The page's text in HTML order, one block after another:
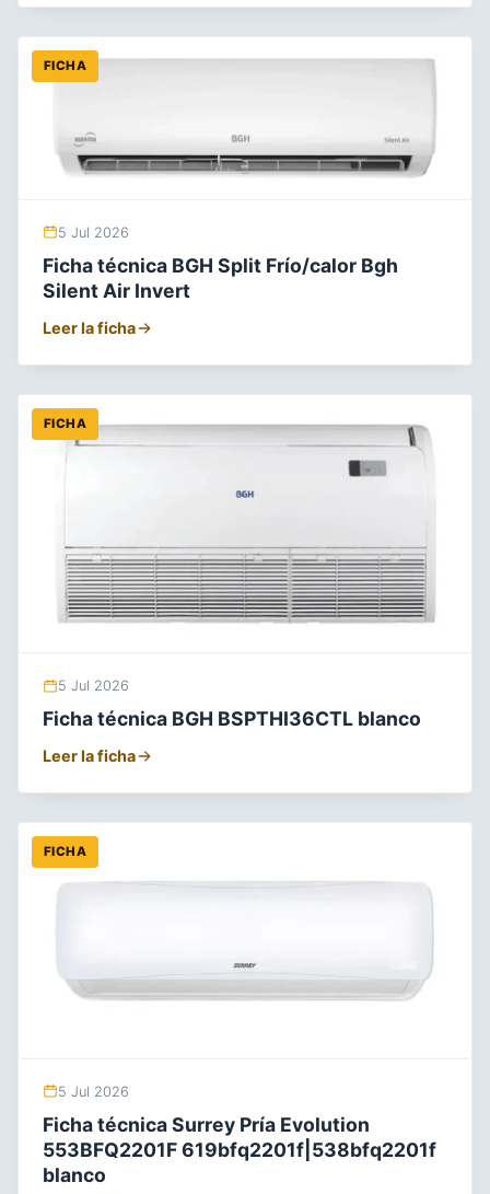
FICHA
5 Jul 2026
Ficha técnica BGH Split Frío/calor Bgh
Silent Air Invert
Leer la ficha
FICHA
5 Jul 2026
Ficha técnica BGH BSPTHI36CTL blanco
Leer la ficha
FICHA
5 Jul 2026
Ficha técnica Surrey Pría Evolution
553BFQ2201F 619bfq2201f|538bfq2201f
blanco